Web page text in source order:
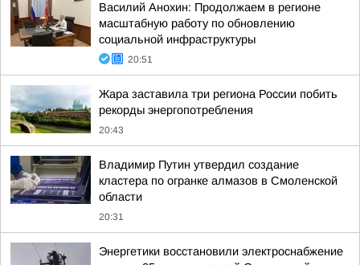
Василий Анохин: Продолжаем в регионе
масштабную работу по обновлению
социальной инфраструктуры
20:51
Жара заставила три региона России побить
рекорды энергопотребления
20:43
Владимир Путин утвердил создание
кластера по огранке алмазов в Смоленской
области
20:31
Энергетики восстановили электроснабжение